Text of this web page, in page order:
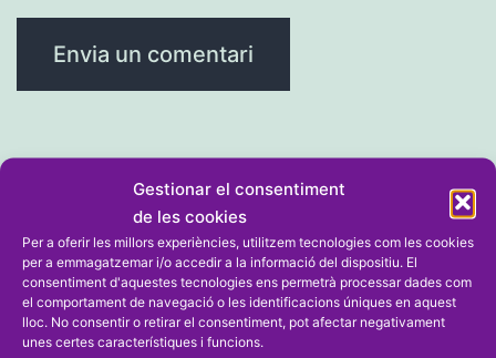
Gestionar el consentiment
de les cookies
Per a oferir les millors experiències, utilitzem tecnologies com les cookies
per a emmagatzemar i/o accedir a la informació del dispositiu. El
consentiment d'aquestes tecnologies ens permetrà processar dades com
el comportament de navegació o les identificacions úniques en aquest
lloc. No consentir o retirar el consentiment, pot afectar negativament
unes certes característiques i funcions.
Navegació
d'entrades
Entrada anterior
El València Basket és campió cadet
a Ondara i la deniera María Bordes,
tercera amb el Claret